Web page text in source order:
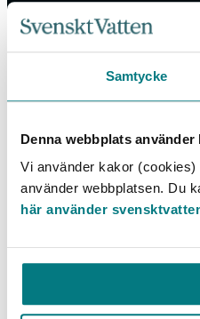
Samtycke
Denna webbplats
Vi använder kakor
använder webbplatsen. Du
här använder
Box 14057, 167 14
© 2025